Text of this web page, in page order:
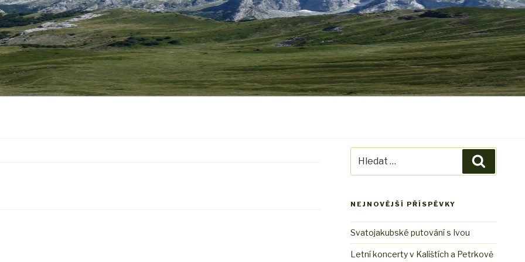
NEJNOVĚJŠÍ PŘÍSPĚVKY
Svatojakubské putování s Ivou
Letní koncerty v Kalištích a Petrkově